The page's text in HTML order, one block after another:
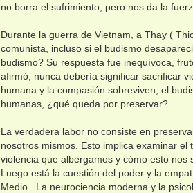
no borra el sufrimiento, pero nos da la
Durante la guerra de Vietnam, a Thay (
comunista, incluso si el budismo
budismo? Su respuesta fue inequívoca,
afirmó, nunca debería significar sacrificar
humana y la compasión sobreviven, el
humanas, ¿qué queda por preservar?
La verdadera labor no consiste en
nosotros mismos. Esto implica examinar
violencia que albergamos y cómo esto nos
Luego está la cuestión del poder y la
Medio . La neurociencia moderna y la